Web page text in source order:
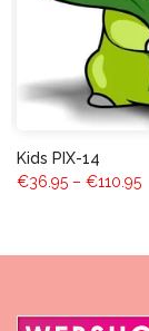
Kids PIX-14
€36.95 – €110.95